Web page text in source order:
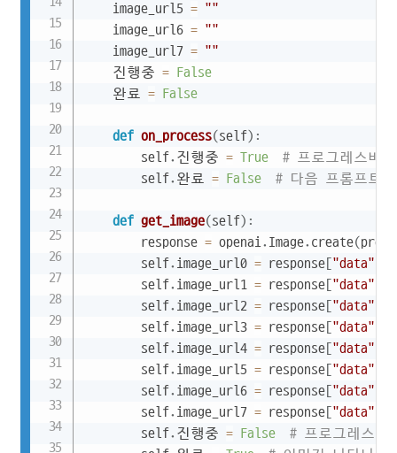
    image_url5
= ""
    image_url6
= ""
    image_url7
= ""
    진행중
= False
    완료
= False
def on_process(self) :
        self
. 진행중 = True
# 프로그레스바
        self
. 완료 = False # 다음 프롬프트
def get_image(self) :
        response
= openai. Image. create(
        self
. image_url0 = response["data"
        self
. image_url1 = response["data"
        self
. image_url2 = response["data"
        self
. image_url3 = response["data"
        self
. image_url4 = response["data"
        self
. image_url5 = response["data"
        self
. image_url6 = response["data"
        self
. image_url7 = response["data"
        self
. 진행중 = False
# 프로그레스바